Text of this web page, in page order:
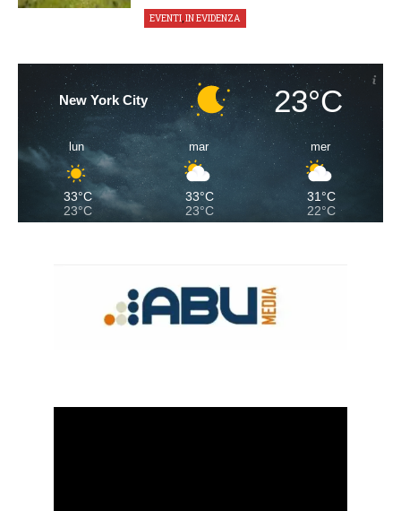
EVENTI,IN EVIDENZA
New York City 23°C
lun
33°C
23°C
mar
33°C
23°C
mer
31°C
22°C